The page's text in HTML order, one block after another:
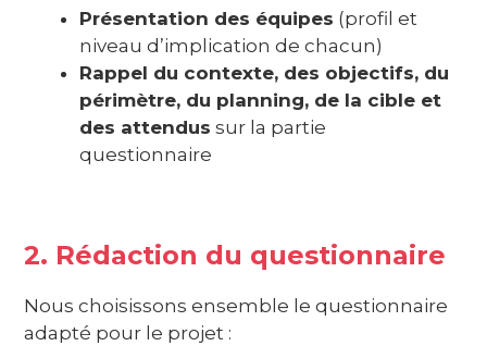
Présentation des équipes (profil et
niveau d’implication de chacun)
Rappel du contexte, des objectifs, du
périmètre, du planning, de la cible et
des attendus sur la partie
questionnaire
2. Rédaction du questionnaire
Nous choisissons ensemble le questionnaire
adapté pour le projet :